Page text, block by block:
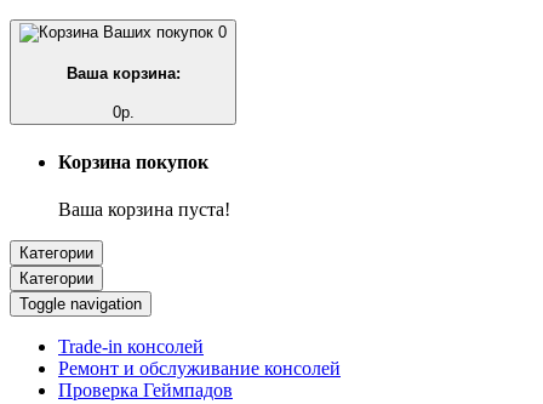
0
Ваша корзина:
0р.
Корзина покупок
Ваша корзина пуста!
Категории
Категории
Toggle navigation
Trade-in консолей
Ремонт и обслуживание консолей
Проверка Геймпадов